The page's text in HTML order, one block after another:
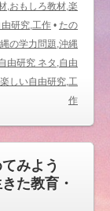
,おもしろ教材,楽
研究,工作 • たの
の学力問題,沖縄
由研究 ネタ,自由
しい自由研究,工
作
みよう
た教育・